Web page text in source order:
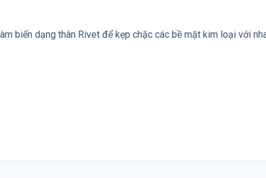
biến dạng thân Rivet để kẹp chặc các bề mặt kim loại với